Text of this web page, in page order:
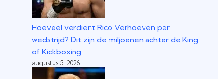
Hoeveel verdient Rico Verhoeven per
wedstrijd? Dit zijn de miljoenen achter de King
of Kickboxing
augustus 5, 2026